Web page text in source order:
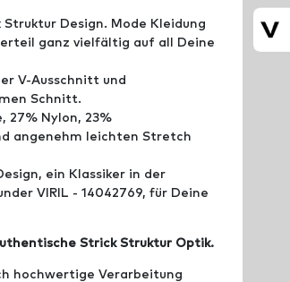
Design. Mode Kleidung
ganz vielfältig auf all Deine
V-Ausschnitt und
Schnitt.
27% Nylon, 23%
angenehm leichten Stretch
ein Klassiker in der
VIRIL - 14042769, für Deine
Strick Struktur Optik.
hochwertige Verarbeitung